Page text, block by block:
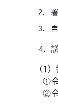
4. 議
(1)
①令
②令